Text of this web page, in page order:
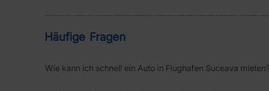
Häufige Fragen
Wie kann ich schnell ein Auto in Flughafen Suceava mieten?